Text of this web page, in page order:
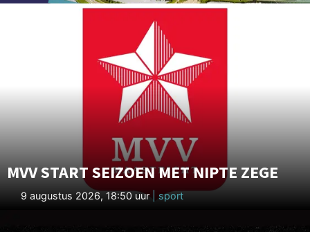
MVV START SEIZOEN MET NIPTE ZEGE
9 augustus 2026, 18:50 uur | sport